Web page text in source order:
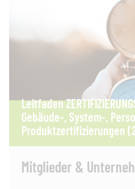
Leitfaden
Gebäude-, System-,
Produktzertifizierungen
Mitglieder &